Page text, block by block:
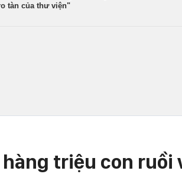
tàn của thư viện"
triệu con ruồi